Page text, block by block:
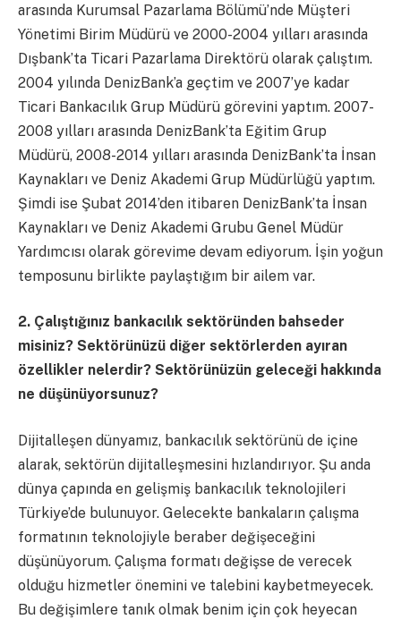
arasında Kurumsal Pazarlama Bölümü’nde Müşteri
Yönetimi Birim Müdürü ve 2000-2004 yılları arasında
Dışbank’ta Ticari Pazarlama Direktörü olarak çalıştım.
2004 yılında DenizBank’a geçtim ve 2007’ye kadar
Ticari Bankacılık Grup Müdürü görevini yaptım. 2007-
2008 yılları arasında DenizBank’ta Eğitim Grup
Müdürü, 2008-2014 yılları arasında DenizBank’ta İnsan
Kaynakları ve Deniz Akademi Grup Müdürlüğü yaptım.
Şimdi ise Şubat 2014’den itibaren DenizBank’ta İnsan
Kaynakları ve Deniz Akademi Grubu Genel Müdür
Yardımcısı olarak görevime devam ediyorum. İşin yoğun
temposunu birlikte paylaştığım bir ailem var.
2. Çalıştığınız bankacılık sektöründen bahseder
misiniz? Sektörünüzü diğer sektörlerden ayıran
özellikler nelerdir? Sektörünüzün geleceği hakkında
ne düşünüyorsunuz?
Dijitalleşen dünyamız, bankacılık sektörünü de içine
alarak, sektörün dijitalleşmesini hızlandırıyor. Şu anda
dünya çapında en gelişmiş bankacılık teknolojileri
Türkiye’de bulunuyor. Gelecekte bankaların çalışma
formatının teknolojiyle beraber değişeceğini
düşünüyorum. Çalışma formatı değişse de verecek
olduğu hizmetler önemini ve talebini kaybetmeyecek.
Bu değişimlere tanık olmak benim için çok heyecan